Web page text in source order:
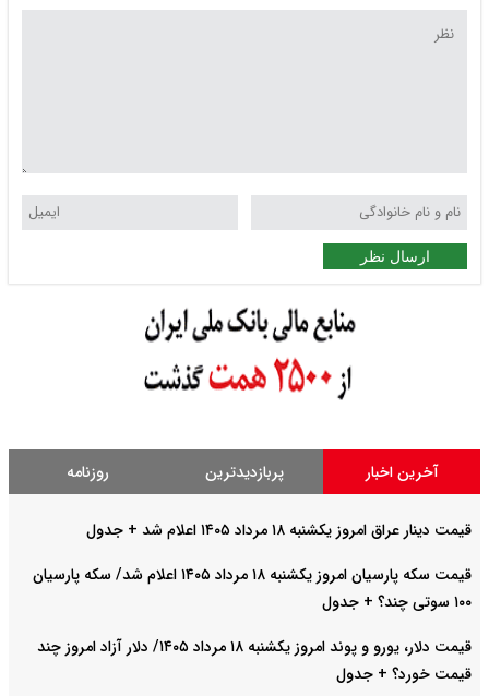
ارسال نظر
آخرین اخبار پربازدیدترین روزنامه
قیمت دینار عراق امروز یکشنبه ۱۸ مرداد ۱۴۰۵ اعلام شد + جدول
قیمت سکه پارسیان امروز یکشنبه ۱۸ مرداد ۱۴۰۵ اعلام شد/ سکه پارسیان
۱۰۰ سوتی چند؟ + جدول
قیمت دلار، یورو و پوند امروز یکشنبه ۱۸ مرداد ۱۴۰۵/ دلار آزاد امروز چند
قیمت خورد؟ + جدول